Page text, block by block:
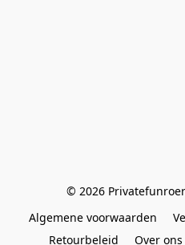
© 2026
Algemene voorwaarden
Retourbeleid
Over ons